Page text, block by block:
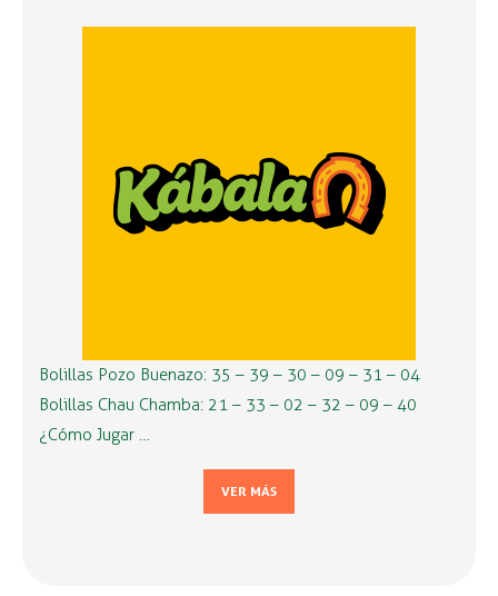
Bolillas Pozo Buenazo: 35 – 39 – 30 – 09 – 31 – 04
Bolillas Chau Chamba: 21 – 33 – 02 – 32 – 09 – 40
¿Cómo Jugar …
VER MÁS